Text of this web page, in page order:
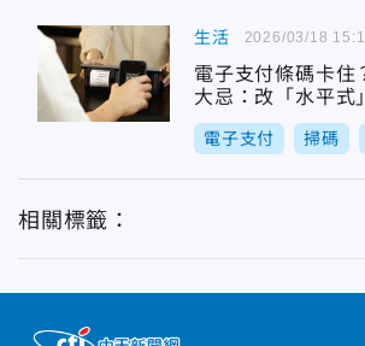
生活
電子支付條碼卡住
大忌：改「水平式
電子支付 掃碼
2026/03/18
相關標籤：